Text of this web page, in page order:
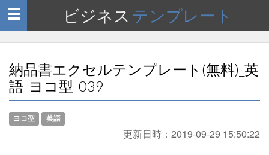
Toggle
navigation
ビジネス テンプレート
納品書エクセルテンプレート(無料)_英
語_ヨコ型_039
ヨコ型 英語
更新日時： 2019-09-29 15:50:22